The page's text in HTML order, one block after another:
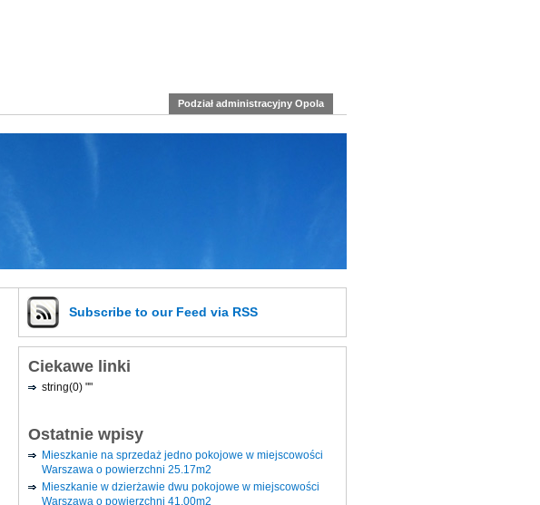
Podział administracyjny Opola
Subscribe to our Feed via RSS
Ciekawe linki
string(0) ""
Ostatnie wpisy
Mieszkanie na sprzedaż jedno pokojowe w miejscowości
Warszawa o powierzchni 25.17m2
Mieszkanie w dzierżawie dwu pokojowe w miejscowości
Warszawa o powierzchni 41.00m2